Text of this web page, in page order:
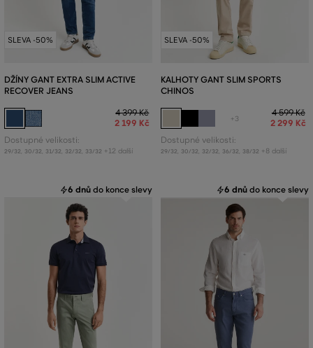
SLEVA -50%
DŽÍNY GANT EXTRA SLIM ACTIVE
RECOVER JEANS
4 399 Kč
2 199 Kč
Dostupné velikosti:
29/32 30/32 31/32 32/32 33/32 +12 další
SLEVA -50%
KALHOTY GANT SLIM SPORTS
CHINOS
+3
4 599 Kč
2 299 Kč
Dostupné velikosti:
29/32 30/32 32/32 36/32 38/32 +8 další
6 dnů do konce slevy 6 dnů do konce slevy